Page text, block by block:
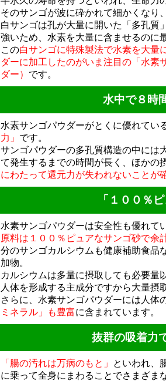
そのサンゴが波に砕かれて細かくなり
白サンゴは孔が大量に開いた「多孔質
強いため、水素を大量に含ませるのに
この白サンゴに特殊製法で水素を大量
ダーに加工したのがいま注目の「水素
ダー） です。
水中で８時
水素サンゴパウダーがとくに優れてい
力」 です。
サンゴパウダーの多孔質構造の中には
て発生するまでの時間が長く、ほかの
にわたって還元力が失われないことが
「１００％
水素サンゴパウダーは安全性も優れて
原料は１００％ピュアなサンゴ砂で余
分のサンゴカルシウムも健康補助食品
加物。
カルシウムは多量に摂取しても必要量
人体を形成する主成分ですから大量摂
さらに、水素サンゴパウダーには人体
ミネラル」も豊富に含まれています。
抜群の吸着力
「腸の汚れは万病のもと」
といわれ、
に乗って全身にまわることでさまざま